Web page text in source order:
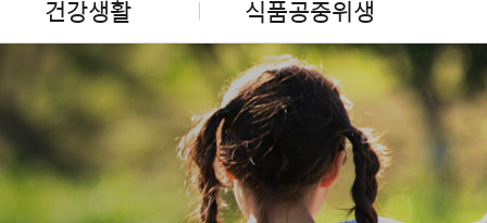
건강생활 식품공중위생